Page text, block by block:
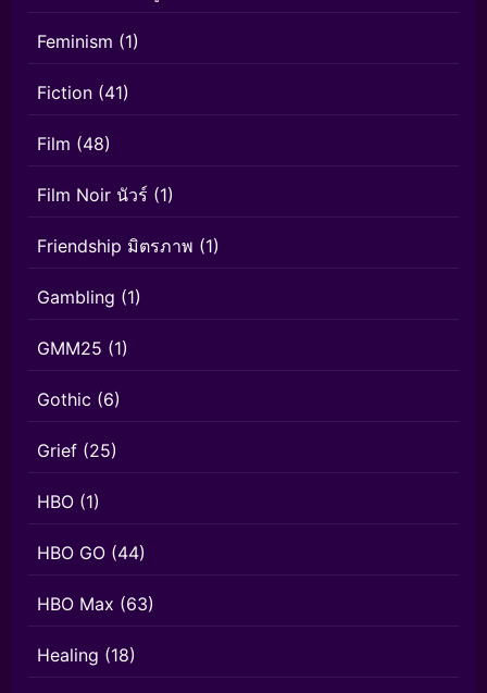
Feminism (1)
Fiction (41)
Film (48)
Film Noir นัวร์ (1)
Friendship มิตรภาพ (1)
Gambling (1)
GMM25 (1)
Gothic (6)
Grief (25)
HBO (1)
HBO GO (44)
HBO Max (63)
Healing (18)